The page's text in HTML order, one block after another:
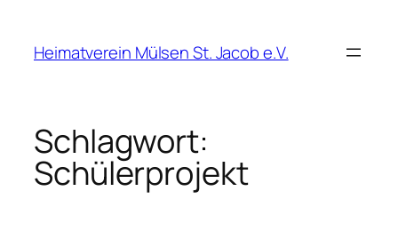
springen
Heimatverein Mülsen St. Jacob e.V.
Schlagwort:
Schülerprojekt